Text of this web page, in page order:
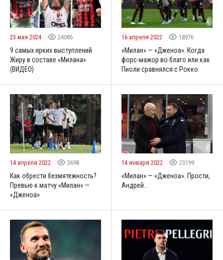
23 мая 2024 24086
9 самых ярких выступлений
Жиру в составе «Милана»
(ВИДЕО)
16 апреля 2022 18976
«Милан» — «Дженоа». Когда
форс-мажор во благо или как
Пиоли сравнялся с Рокко
14 апреля 2022 3698
Как обрести безмятежность?
Превью к матчу «Милан» —
«Дженоа»
14 января 2022 23199
«Милан» — «Дженоа». Прости,
Андрей…